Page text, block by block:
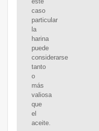
caso
particular
la
harina
puede
considerarse
tanto
o
más
valiosa
que
el
aceite.